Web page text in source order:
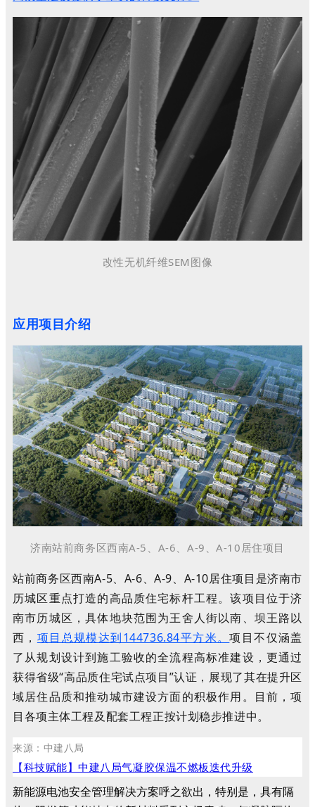
改性无机纤维SEM图像
应用项目介绍
济南站前商务区西南A-5、A-6、A-9、A-10居住项目
站前商务区西南A-5、A-6、A-9、A-10居住项目是济南市
历城区重点打造的高品质住宅标杆工程。该项目位于济
南市历城区，具体地块范围为王舍人街以南、坝王路以
西， 项目总规模达到144736.84平方米。项目不仅涵盖
了从规划设计到施工验收的全流程高标准建设，更通过
获得省级“高品质住宅试点项目”认证，展现了其在提升区
域居住品质和推动城市建设方面的积极作用。目前，项
目各项主体工程及配套工程正按计划稳步推进中。
来源：中建八局
【科技赋能】中建八局气凝胶保温不燃板迭代升级
新能源电池安全管理解决方案呼之欲出，特别是，具有隔